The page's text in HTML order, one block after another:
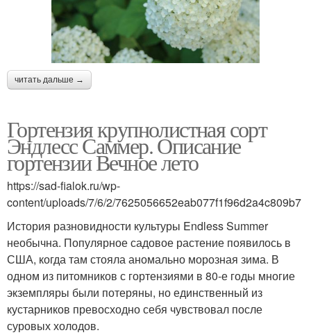
читать дальше →
Гортензия крупнолистная сорт
Эндлесс Саммер. Описание
гортензии Вечное лето
https://sad-fialok.ru/wp-
content/uploads/7/6/2/7625056652eab077f1f96d2a4c809b7
История разновидности культуры Endless Summer
необычна. Популярное садовое растение появилось в
США, когда там стояла аномально морозная зима. В
одном из питомников с гортензиями в 80-е годы многие
экземпляры были потеряны, но единственный из
кустарников превосходно себя чувствовал после
суровых холодов.